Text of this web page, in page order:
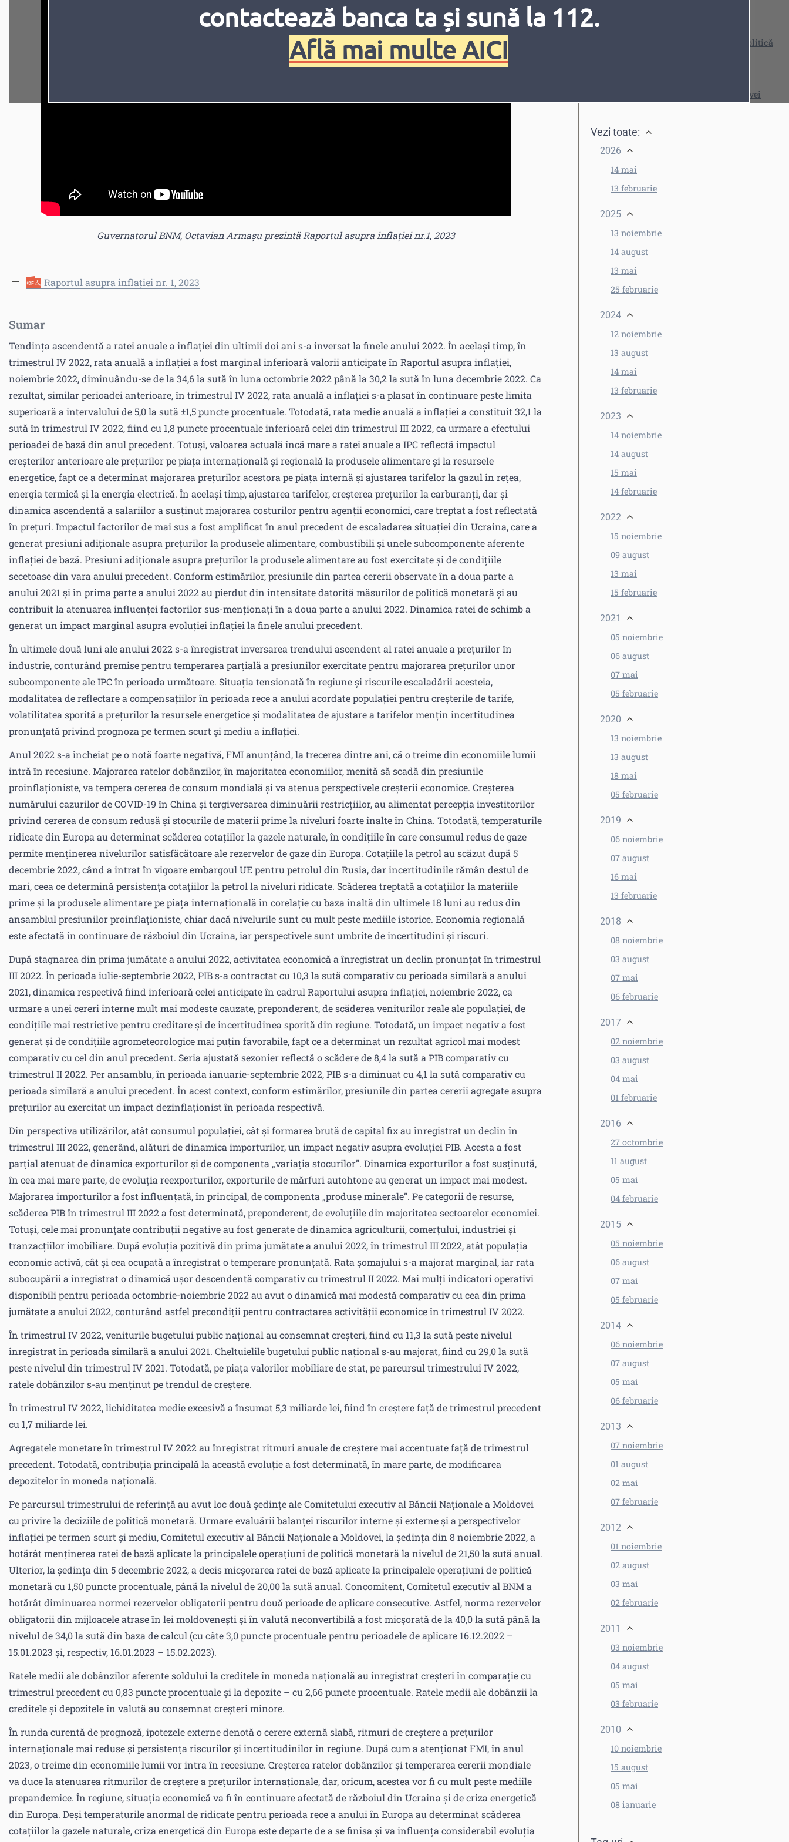
Fonturi Cursor
contactează banca ta și sună la 112.
Află mai multe AICI
Guvernatorul BNM, Octavian Armașu prezintă Raportul asupra inflației nr.1, 2023
Raportul asupra inflației nr. 1, 2023
Sumar
Tendința ascendentă a ratei anuale a inflației din ultimii doi ani s-a inversat la finele anului 2022. În același timp, în
trimestrul IV 2022, rata anuală a inflației a fost marginal inferioară valorii anticipate în Raportul asupra inflației,
noiembrie 2022, diminuându-se de la 34,6 la sută în luna octombrie 2022 până la 30,2 la sută în luna decembrie 2022. Ca
rezultat, similar perioadei anterioare, în trimestrul IV 2022, rata anuală a inflației s-a plasat în continuare peste limita
superioară a intervalului de 5,0 la sută ±1,5 puncte procentuale. Totodată, rata medie anuală a inflației a constituit 32,1 la
sută în trimestrul IV 2022, fiind cu 1,8 puncte procentuale inferioară celei din trimestrul III 2022, ca urmare a efectului
perioadei de bază din anul precedent. Totuși, valoarea actuală încă mare a ratei anuale a IPC reflectă impactul
creșterilor anterioare ale prețurilor pe piața internațională și regională la produsele alimentare și la resursele
energetice, fapt ce a determinat majorarea prețurilor acestora pe piața internă și ajustarea tarifelor la gazul în rețea,
energia termică și la energia electrică. În același timp, ajustarea tarifelor, creșterea prețurilor la carburanți, dar și
dinamica ascendentă a salariilor a susținut majorarea costurilor pentru agenții economici, care treptat a fost reflectată
în prețuri. Impactul factorilor de mai sus a fost amplificat în anul precedent de escaladarea situației din Ucraina, care a
generat presiuni adiționale asupra prețurilor la produsele alimentare, combustibili și unele subcomponente aferente
inflației de bază. Presiuni adiționale asupra prețurilor la produsele alimentare au fost exercitate și de condițiile
secetoase din vara anului precedent. Conform estimărilor, presiunile din partea cererii observate în a doua parte a
anului 2021 și în prima parte a anului 2022 au pierdut din intensitate datorită măsurilor de politică monetară și au
contribuit la atenuarea influenței factorilor sus-menționați în a doua parte a anului 2022. Dinamica ratei de schimb a
generat un impact marginal asupra evoluției inflației la finele anului precedent.
În ultimele două luni ale anului 2022 s-a înregistrat inversarea trendului ascendent al ratei anuale a prețurilor în
industrie, conturând premise pentru temperarea parțială a presiunilor exercitate pentru majorarea prețurilor unor
subcomponente ale IPC în perioada următoare. Situația tensionată în regiune și riscurile escaladării acesteia,
modalitatea de reflectare a compensațiilor în perioada rece a anului acordate populației pentru creșterile de tarife,
volatilitatea sporită a prețurilor la resursele energetice și modalitatea de ajustare a tarifelor mențin incertitudinea
pronunțată privind prognoza pe termen scurt și mediu a inflației.
Anul 2022 s-a încheiat pe o notă foarte negativă, FMI anunțând, la trecerea dintre ani, că o treime din economiile lumii
intră în recesiune. Majorarea ratelor dobânzilor, în majoritatea economiilor, menită să scadă din presiunile
proinflaționiste, va tempera cererea de consum mondială și va atenua perspectivele creșterii economice. Creșterea
numărului cazurilor de COVID-19 în China și tergiversarea diminuării restricțiilor, au alimentat percepția investitorilor
privind cererea de consum redusă și stocurile de materii prime la niveluri foarte înalte în China. Totodată, temperaturile
ridicate din Europa au determinat scăderea cotațiilor la gazele naturale, în condițiile în care consumul redus de gaze
permite menținerea nivelurilor satisfăcătoare ale rezervelor de gaze din Europa. Cotațiile la petrol au scăzut după 5
decembrie 2022, când a intrat în vigoare embargoul UE pentru petrolul din Rusia, dar incertitudinile rămân destul de
mari, ceea ce determină persistența cotațiilor la petrol la niveluri ridicate. Scăderea treptată a cotațiilor la materiile
prime și la produsele alimentare pe piața internațională în corelație cu baza înaltă din ultimele 18 luni au redus din
ansamblul presiunilor proinflaționiste, chiar dacă nivelurile sunt cu mult peste mediile istorice. Economia regională
este afectată în continuare de războiul din Ucraina, iar perspectivele sunt umbrite de incertitudini și riscuri.
După stagnarea din prima jumătate a anului 2022, activitatea economică a înregistrat un declin pronunțat în trimestrul
III 2022. În perioada iulie-septembrie 2022, PIB s-a contractat cu 10,3 la sută comparativ cu perioada similară a anului
2021, dinamica respectivă fiind inferioară celei anticipate în cadrul Raportului asupra inflației, noiembrie 2022, ca
urmare a unei cereri interne mult mai modeste cauzate, preponderent, de scăderea veniturilor reale ale populației, de
condițiile mai restrictive pentru creditare și de incertitudinea sporită din regiune. Totodată, un impact negativ a fost
generat și de condițiile agrometeorologice mai puțin favorabile, fapt ce a determinat un rezultat agricol mai modest
comparativ cu cel din anul precedent. Seria ajustată sezonier reflectă o scădere de 8,4 la sută a PIB comparativ cu
trimestrul II 2022. Per ansamblu, în perioada ianuarie-septembrie 2022, PIB s-a diminuat cu 4,1 la sută comparativ cu
perioada similară a anului precedent. În acest context, conform estimărilor, presiunile din partea cererii agregate asupra
prețurilor au exercitat un impact dezinflaționist în perioada respectivă.
Din perspectiva utilizărilor, atât consumul populației, cât și formarea brută de capital fix au înregistrat un declin în
trimestrul III 2022, generând, alături de dinamica importurilor, un impact negativ asupra evoluției PIB. Acesta a fost
parțial atenuat de dinamica exporturilor și de componenta „variația stocurilor”. Dinamica exporturilor a fost susținută,
în cea mai mare parte, de evoluția reexporturilor, exporturile de mărfuri autohtone au generat un impact mai modest.
Majorarea importurilor a fost influențată, în principal, de componenta „produse minerale”. Pe categorii de resurse,
scăderea PIB în trimestrul III 2022 a fost determinată, preponderent, de evoluțiile din majoritatea sectoarelor economiei.
Totuși, cele mai pronunțate contribuții negative au fost generate de dinamica agriculturii, comerțului, industriei și
tranzacțiilor imobiliare. După evoluția pozitivă din prima jumătate a anului 2022, în trimestrul III 2022, atât populația
economic activă, cât și cea ocupată a înregistrat o temperare pronunțată. Rata șomajului s-a majorat marginal, iar rata
subocupării a înregistrat o dinamică ușor descendentă comparativ cu trimestrul II 2022. Mai mulți indicatori operativi
disponibili pentru perioada octombrie-noiembrie 2022 au avut o dinamică mai modestă comparativ cu cea din prima
jumătate a anului 2022, conturând astfel precondiții pentru contractarea activității economice în trimestrul IV 2022.
În trimestrul IV 2022, veniturile bugetului public național au consemnat creșteri, fiind cu 11,3 la sută peste nivelul
înregistrat în perioada similară a anului 2021. Cheltuielile bugetului public național s-au majorat, fiind cu 29,0 la sută
peste nivelul din trimestrul IV 2021. Totodată, pe piața valorilor mobiliare de stat, pe parcursul trimestrului IV 2022,
ratele dobânzilor s-au menținut pe trendul de creștere.
În trimestrul IV 2022, lichiditatea medie excesivă a însumat 5,3 miliarde lei, fiind în creștere față de trimestrul precedent
cu 1,7 miliarde lei.
Agregatele monetare în trimestrul IV 2022 au înregistrat ritmuri anuale de creștere mai accentuate față de trimestrul
precedent. Totodată, contribuția principală la această evoluție a fost determinată, în mare parte, de modificarea
depozitelor în moneda națională.
Pe parcursul trimestrului de referință au avut loc două ședințe ale Comitetului executiv al Băncii Naționale a Moldovei
cu privire la deciziile de politică monetară. Urmare evaluării balanței riscurilor interne și externe și a perspectivelor
inflației pe termen scurt și mediu, Comitetul executiv al Băncii Naționale a Moldovei, la ședința din 8 noiembrie 2022, a
hotărât menținerea ratei de bază aplicate la principalele operațiuni de politică monetară la nivelul de 21,50 la sută anual.
Ulterior, la ședința din 5 decembrie 2022, a decis micșorarea ratei de bază aplicate la principalele operațiuni de politică
monetară cu 1,50 puncte procentuale, până la nivelul de 20,00 la sută anual. Concomitent, Comitetul executiv al BNM a
hotărât diminuarea normei rezervelor obligatorii pentru două perioade de aplicare consecutive. Astfel, norma rezervelor
obligatorii din mijloacele atrase în lei moldovenești și în valută neconvertibilă a fost micșorată de la 40,0 la sută până la
nivelul de 34,0 la sută din baza de calcul (cu câte 3,0 puncte procentuale pentru perioadele de aplicare 16.12.2022 –
15.01.2023 și, respectiv, 16.01.2023 – 15.02.2023).
Ratele medii ale dobânzilor aferente soldului la creditele în moneda națională au înregistrat creșteri în comparație cu
trimestrul precedent cu 0,83 puncte procentuale și la depozite – cu 2,66 puncte procentuale. Ratele medii ale dobânzii la
creditele și depozitele în valută au consemnat creșteri minore.
În runda curentă de prognoză, ipotezele externe denotă o cerere externă slabă, ritmuri de creștere a prețurilor
internaționale mai reduse și persistența riscurilor și incertitudinilor în regiune. După cum a atenționat FMI, în anul
2023, o treime din economiile lumii vor intra în recesiune. Creșterea ratelor dobânzilor și temperarea cererii mondiale
va duce la atenuarea ritmurilor de creștere a prețurilor internaționale, dar, oricum, acestea vor fi cu mult peste mediile
prepandemice. În regiune, situația economică va fi în continuare afectată de războiul din Ucraina și de criza energetică
din Europa. Deși temperaturile anormal de ridicate pentru perioada rece a anului în Europa au determinat scăderea
cotațiilor la gazele naturale, criza energetică din Europa este departe de a se finisa și va influența considerabil evoluția
Vezi și
Calendarul (graficul) operaţiunilor de politică
Comunicat al Băncii Naționale a Moldovei
Vezi toate:
2026
14 mai
13 februarie
2025
13 noiembrie
14 august
13 mai
25 februarie
2024
12 noiembrie
13 august
14 mai
13 februarie
2023
14 noiembrie
14 august
15 mai
14 februarie
2022
15 noiembrie
09 august
13 mai
15 februarie
2021
05 noiembrie
06 august
07 mai
05 februarie
2020
13 noiembrie
13 august
18 mai
05 februarie
2019
06 noiembrie
07 august
16 mai
13 februarie
2018
08 noiembrie
03 august
07 mai
06 februarie
2017
02 noiembrie
03 august
04 mai
01 februarie
2016
27 octombrie
11 august
05 mai
04 februarie
2015
05 noiembrie
06 august
07 mai
05 februarie
2014
06 noiembrie
07 august
05 mai
06 februarie
2013
07 noiembrie
01 august
02 mai
07 februarie
2012
01 noiembrie
02 august
03 mai
02 februarie
2011
03 noiembrie
04 august
05 mai
03 februarie
2010
10 noiembrie
15 august
05 mai
08 ianuarie